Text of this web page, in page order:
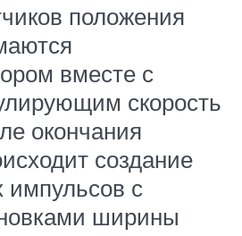
положения
вместе с
скорость
окончания
создание
импульсов с
ширины